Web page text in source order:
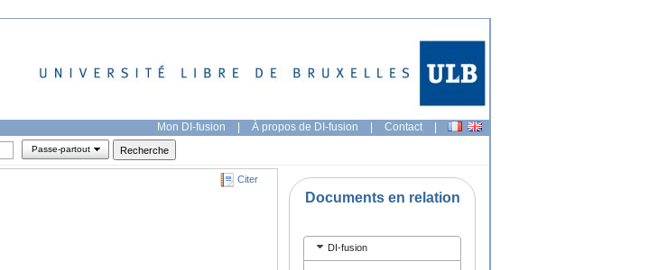
Mon DI-fusion | À propos de DI-fusion | Contact |
Passe-partout
Citer
Documents en relation
DI-fusion